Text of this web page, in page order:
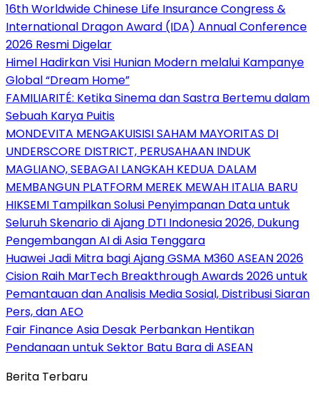
16th Worldwide Chinese Life Insurance Congress &
International Dragon Award (IDA) Annual Conference
2026 Resmi Digelar
Himel Hadirkan Visi Hunian Modern melalui Kampanye
Global “Dream Home”
FAMILIARITÉ: Ketika Sinema dan Sastra Bertemu dalam
Sebuah Karya Puitis
MONDEVITA MENGAKUISISI SAHAM MAYORITAS DI
UNDERSCORE DISTRICT, PERUSAHAAN INDUK
MAGLIANO, SEBAGAI LANGKAH KEDUA DALAM
MEMBANGUN PLATFORM MEREK MEWAH ITALIA BARU
HIKSEMI Tampilkan Solusi Penyimpanan Data untuk
Seluruh Skenario di Ajang DTI Indonesia 2026, Dukung
Pengembangan AI di Asia Tenggara
Huawei Jadi Mitra bagi Ajang GSMA M360 ASEAN 2026
Cision Raih MarTech Breakthrough Awards 2026 untuk
Pemantauan dan Analisis Media Sosial, Distribusi Siaran
Pers, dan AEO
Fair Finance Asia Desak Perbankan Hentikan
Pendanaan untuk Sektor Batu Bara di ASEAN
Berita Terbaru